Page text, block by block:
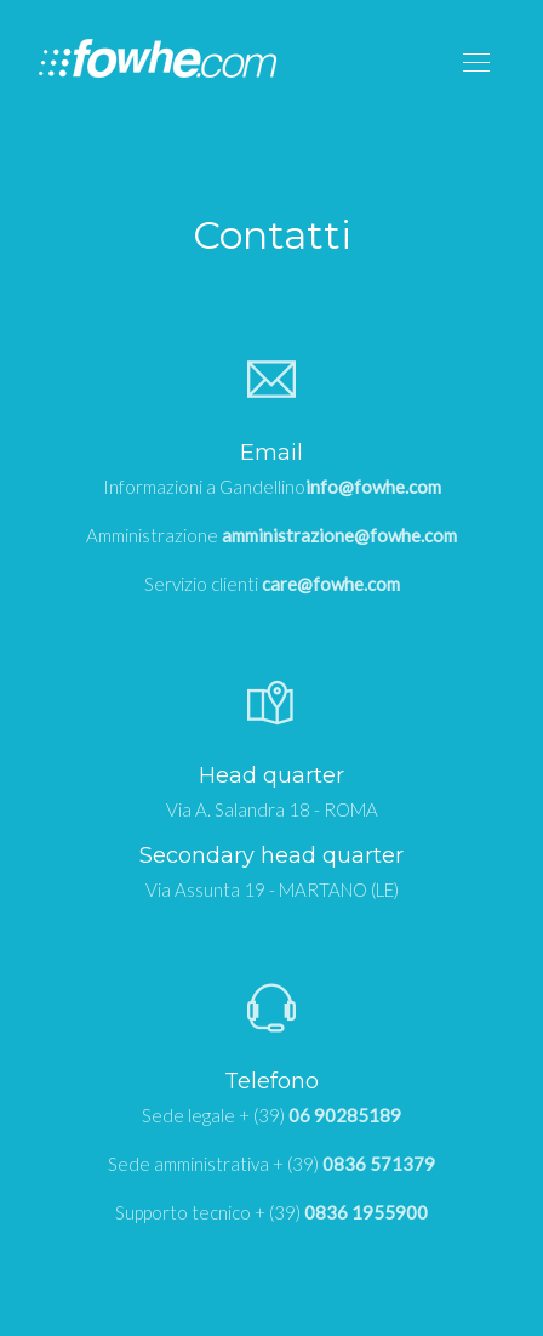
Contatti
Email
Informazioni a Gandellinoinfo@fowhe.com
Amministrazione amministrazione@fowhe.com
Servizio clienticare@fowhe.com
Head quarter
Via A. Salandra 18 - ROMA
Secondary head quarter
Via Assunta 19 - MARTANO (LE)
Telefono
Sede legale + (39) 06 90285189
Sede amministrativa + (39) 0836 571379
Supporto tecnico + (39) 0836 1955900